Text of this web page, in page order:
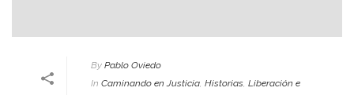
By Pablo Oviedo
In Caminando en Justicia, Historias, Liberación e